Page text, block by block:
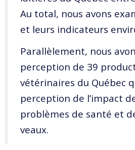
Au total, nous avons
et leurs indicateurs
Parallèlement, nous
perception de 39
vétérinaires du Québec
perception de l’impact
problèmes de santé et
veaux.